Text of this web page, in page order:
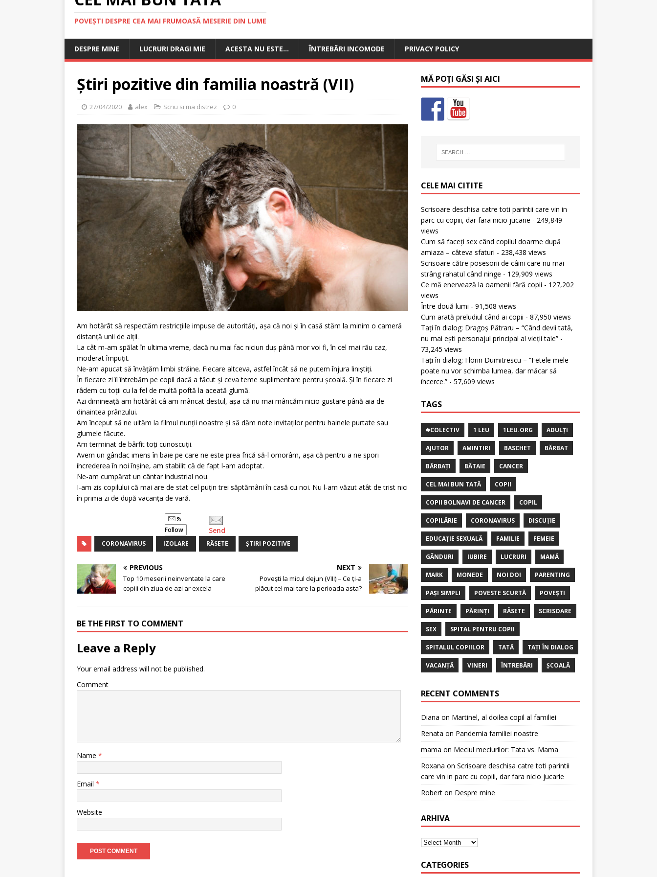
POVEȘTI DESPRE CEA MAI FRUMOASĂ MESERIE DIN LUME
DESPRE MINE LUCRURI DRAGI MIE ACESTA NU ESTE… ÎNTREBĂRI INCOMODE PRIVACY POLICY
Știri pozitive din familia noastră (VII)
27/04/2020 alex Scriu si ma distrez 0
Am hotărât să respectăm restricțiile impuse de autorități, așa că noi și în casă stăm la minim o cameră
distanță unii de alții.
La cât m-am spălat în ultima vreme, dacă nu mai fac niciun duș până mor voi fi, în cel mai rău caz,
moderat împuțit.
Ne-am apucat să învățăm limbi străine. Fiecare altceva, astfel încât să ne putem înjura liniștiți.
În fiecare zi îl întrebăm pe copil dacă a făcut și ceva teme suplimentare pentru școală. Și în fiecare zi
râdem cu toții cu la fel de multă poftă la aceată glumă.
Azi dimineață am hotărât câ am mâncat destul, așa că nu mai mâncăm nicio gustare până aia de
dinaintea prânzului.
Am început să ne uităm la filmul nunții noastre și să dăm note invitaților pentru hainele purtate sau
glumele făcute.
Am terminat de bârfit toți cunoscuții.
Avem un gândac imens în baie pe care ne este prea frică să-l omorâm, așa că pentru a ne spori
încrederea în noi înșine, am stabilit că de fapt l-am adoptat.
Ne-am cumpărat un cântar industrial nou.
I-am zis copilului că mai are de stat cel puțin trei săptămâni în casă cu noi. Nu l-am văzut atât de trist nici
în prima zi de după vacanța de vară.
Follow Send
CORONAVIRUS IZOLARE RÂSETE ȘTIRI POZITIVE
PREVIOUS
Top 10 meserii neinventate la care
copiii din ziua de azi ar excela
NEXT
Povești la micul dejun (VIII) – Ce ți-a
plăcut cel mai tare la perioada asta?
BE THE FIRST TO COMMENT
Leave a Reply
Your email address will not be published.
Comment
Name *
Email *
Website
MĂ POȚI GĂSI ȘI AICI
CELE MAI CITITE
Scrisoare deschisa catre toti parintii care vin in
parc cu copiii, dar fara nicio jucarie - 249,849
views
Cum să faceți sex când copilul doarme după
amiaza – câteva sfaturi - 238,438 views
Scrisoare către posesorii de câini care nu mai
strâng rahatul când ninge - 129,909 views
Ce mă enervează la oamenii fără copii - 127,202
views
Între două lumi - 91,508 views
Cum arată preludiul când ai copii - 87,950 views
Tați în dialog: Dragoș Pătraru – “Când devii tată,
nu mai ești personajul principal al vieții tale”-
73,245 views
Tați în dialog: Florin Dumitrescu – “Fetele mele
poate nu vor schimba lumea, dar măcar să
încerce.”- 57,609 views
TAGS
#COLECTIV 1 LEU 1LEU.ORG ADULȚI
AJUTOR AMINTIRI BASCHET BĂRBAT
BĂRBAȚI BĂTAIE CANCER
CEL MAI BUN TATĂ COPII
COPII BOLNAVI DE CANCER COPIL
COPILĂRIE CORONAVIRUS DISCUȚIE
EDUCAȚIE SEXUALĂ FAMILIE FEMEIE
GÂNDURI IUBIRE LUCRURI MAMĂ
MARK MONEDE NOI DOI PARENTING
PAȘI SIMPLI POVESTE SCURTĂ POVEȘTI
PĂRINTE PĂRINȚI RÂSETE SCRISOARE
SEX SPITAL PENTRU COPII
SPITALUL COPIILOR TATĂ TAȚI ÎN DIALOG
VACANȚĂ VINERI ÎNTREBĂRI ȘCOALĂ
RECENT COMMENTS
Diana on Martinel, al doilea copil al familiei
Renata on Pandemia familiei noastre
mama on Meciul meciurilor: Tata vs. Mama
Roxana on Scrisoare deschisa catre toti parintii
care vin in parc cu copiii, dar fara nicio jucarie
Roberton Despre mine
ARHIVA
CATEGORIES